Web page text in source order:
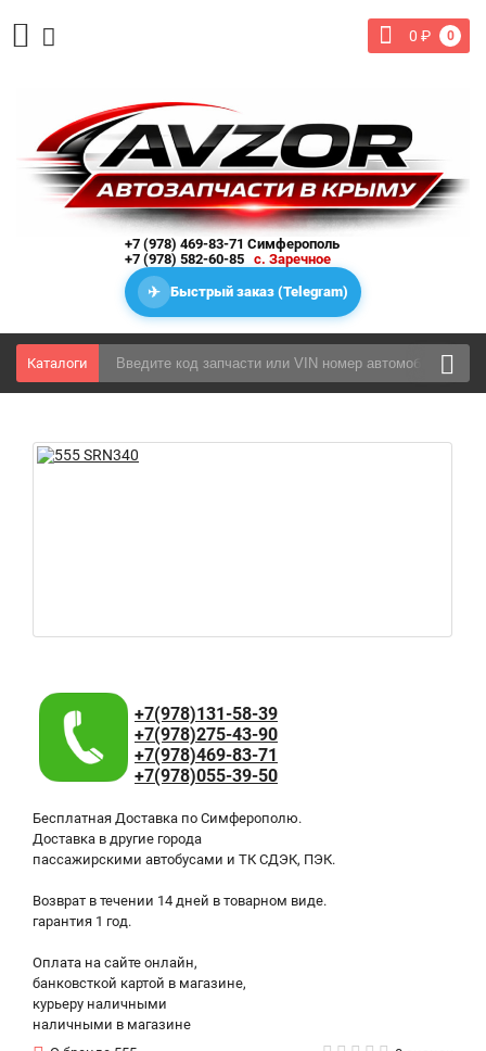
0 ₽ 0
+7 (978) 469-83-71 Симферополь
+7 (978) 582-60-85 с. Заречное
✈ Быстрый заказ (Telegram)
Каталоги
+7(978)131-58-39
+7(978)275-43-90
+7(978)469-83-71
+7(978)055-39-50
Бесплатная Доставка по Симферополю.
Доставка в другие города
пассажирскими автобусами и ТК СДЭК, ПЭК.
Возврат в течении 14 дней в товарном виде.
гарантия 1 год.
Оплата на сайте онлайн,
банковсткой картой в магазине,
курьеру наличными
наличными в магазине